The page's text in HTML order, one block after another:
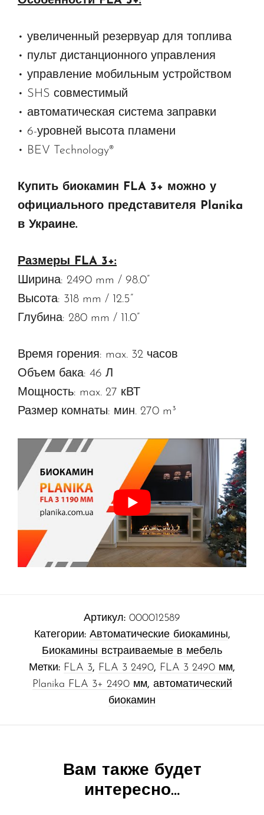
• увеличенный резервуар для топлива
• пульт дистанционного управления
• управление мобильным устройством
• SHS совместимый
• автоматическая система заправки
• 6-уровней высота пламени
• BEV Technology®
Купить биокамин FLA 3+ можно у
официального представителя Planika
в Украине.
Размеры FLA 3+:
Ширина: 2490 mm / 98.0”
Высота: 318 mm / 12.5”
Глубина: 280 mm / 11.0”
Время горения: max. 32 часов
Объем бака: 46 Л
Мощность: max. 27 кВТ
Размер комнаты: мин. 270 m³
Артикул: 000012589
Категории: Автоматические биокамины,
Биокамины встраиваемые в мебель
Метки: FLA 3, FLA 3 2490, FLA 3 2490 мм,
Planika FLA 3+ 2490 мм, автоматический
биокамин
Вам также будет
интересно…